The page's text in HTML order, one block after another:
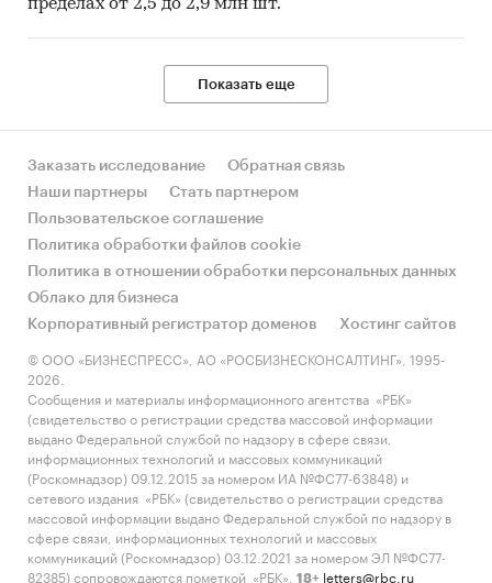
пределах от 2,5 до 2,9 млн шт.
Показать еще
Заказать исследование
Обратная связь
Наши партнеры
Стать партнером
Пользовательское соглашение
Политика обработки файлов cookie
Политика в отношении обработки персональных данных
Облако для бизнеса
Корпоративный регистратор доменов
Хостинг сайтов
© ООО «БИЗНЕСПРЕСС», АО «РОСБИЗНЕСКОНСАЛТИНГ», 1995-
2026.
Сообщения и материалы информационного агентства «РБК»
(свидетельство о регистрации средства массовой информации
выдано Федеральной службой по надзору в сфере связи,
информационных технологий и массовых коммуникаций
(Роскомнадзор) 09.12.2015 за номером ИА №ФС77-63848) и
сетевого издания «РБК» (свидетельство о регистрации средства
массовой информации выдано Федеральной службой по надзору в
сфере связи, информационных технологий и массовых
коммуникаций (Роскомнадзор) 03.12.2021 за номером ЭЛ №ФС77-
82385) сопровождаются пометкой «РБК».
18+ letters@rbc.ru